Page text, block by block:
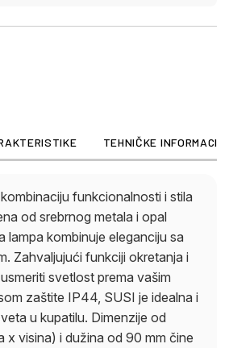
TEHNIČKE
funkcionalnosti i stila
od srebrnog metala i opal
lampa kombinuje eleganciju sa
Zahvaljujući funkciji okretanja i
svetlost prema vašim
zaštite IP44, SUSI je idealna i
u kupatilu. Dimenzije od
x visina) i dužina od 90 mm čine